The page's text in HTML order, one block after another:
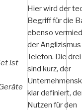
ist
Hier wird der
Begriff für die
ebenso
der
Telefon. Die
sind kurz, der
klar definiert,
Nutzen für den